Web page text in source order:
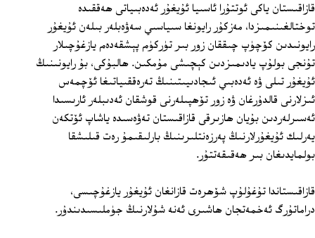
قازاقىستان ياكى ئوتتۇرا ئاسىيا ئۇيغۇر ئەدەبىياتى ھەققىدە
توختالغىنىمىزدا، مەزكۇر رايونغا سىياسىي سەۋەبلەر بىلەن ئۇيغۇر
رايونىدىن كۆچۈپ چىققان زور بىر تۈركۈم پېشقەدەم يازغۇچىلار
تۇنجى بولۇپ يادىمىزدىن كېچىشى مۇمكىن. ھالبۇكى، بۇ رايونىنىڭ
ئۇيغۇر تىلى ۋە ئەدەبىي ئىجادىيىتىنىڭ تەرەققىياتىغا ئۆچمەس
ئىزلارنى قالدۇرغان ۋە زور تۆھپىلەرنى قوشقان ئەدىبلەر ئارىسىدا
ئەسىرلەردىن بۇيان ھازىرقى قازاقىستان تەۋەسىدە ياشاپ ئۆتكەن
يەرلىك ئۇيغۇرلارنىڭ پەرزەنتلىرىنىڭ بارلىقىمۇ رەت قىلىشقا
بولمايدىغان بىر ھەقىقەتتۇر.
قازاقىستاندا تۇغۇلۇپ شۆھرەت قازانغان ئۇيغۇر يازغۇچىسى،
دراماتۇرگ ئەخمەتجان ھاشىرى ئەنە شۇلارنىڭ جۈملىسىدىندۇر.